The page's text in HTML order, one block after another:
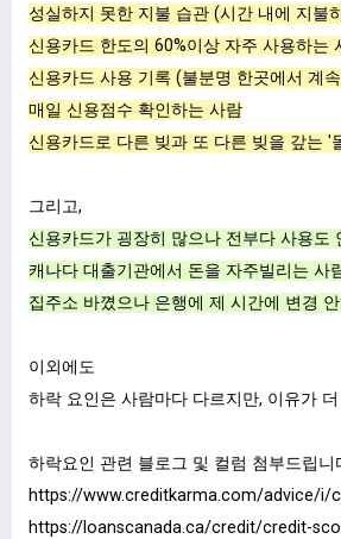
성실하지 못한 지불 습관 (시간 내에 지불
신용카드 한도의 60%이상 자주 사용하는
신용카드 사용 기록 (불분명 한곳에서 계
매일 신용점수 확인하는 사람
신용카드로 다른 빚과 또 다른 빚을 갚는 '
그리고,
신용카드가 굉장히 많으나 전부다 사용도
캐나다 대출기관에서 돈을 자주빌리는 사
집주소 바꼈으나 은행에 제 시간에 변경
이외에도
하락 요인은 사람마다 다르지만, 이유가
하락요인 관련 블로그 및 컬럼 첨부드립니
https://www.creditkarma.com/advice/i/
https://loanscanada.ca/credit/credit-